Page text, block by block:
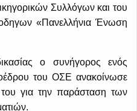
Συλλόγων και του
«Πανελλήνια Ένωση
ο συνήγορος ενός
του ΟΣΕ ανακοίνωσε
για την παράσταση των